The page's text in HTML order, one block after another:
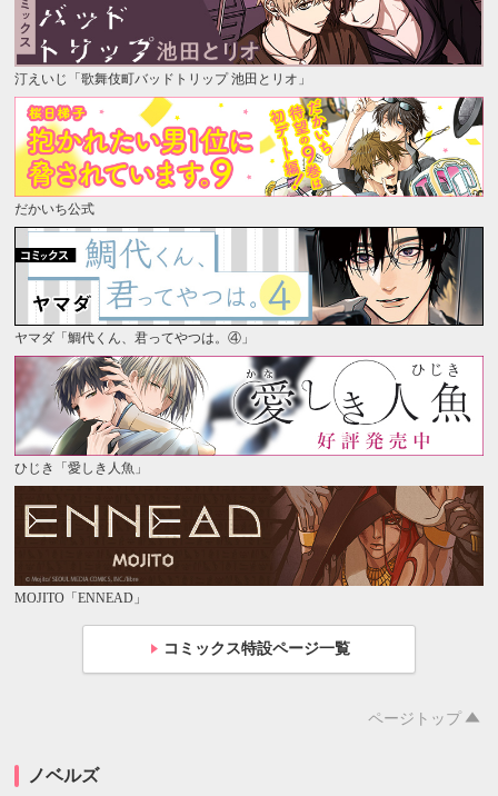
汀えいじ「歌舞伎町バッドトリップ 池田とリオ」
だかいち公式
ヤマダ「鯛代くん、君ってやつは。④」
ひじき「愛しき人魚」
MOJITO「ENNEAD」
コミックス特設ページ一覧
ページトップ
ノベルズ